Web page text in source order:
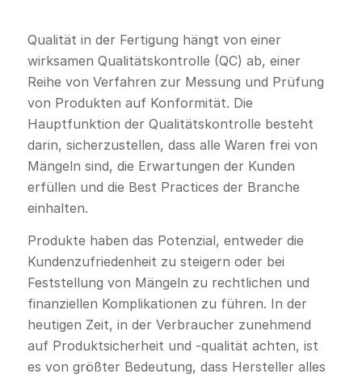
Qualität in der Fertigung hängt von einer
wirksamen Qualitätskontrolle (QC) ab, einer
Reihe von Verfahren zur Messung und Prüfung
von Produkten auf Konformität. Die
Hauptfunktion der Qualitätskontrolle besteht
darin, sicherzustellen, dass alle Waren frei von
Mängeln sind, die Erwartungen der Kunden
erfüllen und die Best Practices der Branche
einhalten.
Produkte haben das Potenzial, entweder die
Kundenzufriedenheit zu steigern oder bei
Feststellung von Mängeln zu rechtlichen und
finanziellen Komplikationen zu führen. In der
heutigen Zeit, in der Verbraucher zunehmend
auf Produktsicherheit und -qualität achten, ist
es von größter Bedeutung, dass Hersteller alles